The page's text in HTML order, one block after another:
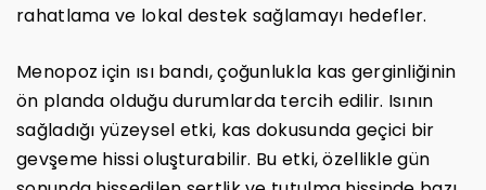
rahatlama ve lokal destek sağlamayı hedefler.
Menopoz için ısı bandı, çoğunlukla kas gerginliğinin
ön planda olduğu durumlarda tercih edilir. Isının
sağladığı yüzeysel etki, kas dokusunda geçici bir
gevşeme hissi oluşturabilir. Bu etki, özellikle gün